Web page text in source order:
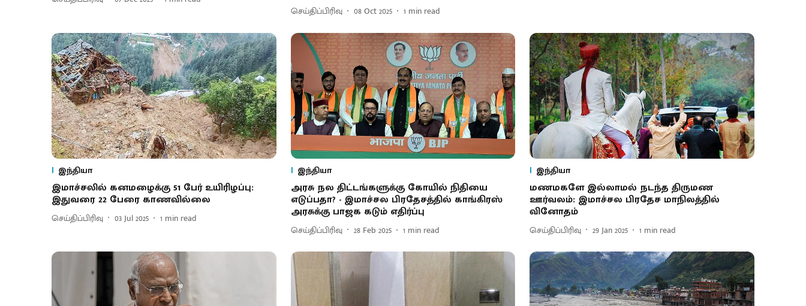
செய்திப்பிரிவு 08 Oct 2025 1 min read
இந்தியா
இமாச்சலில் கனமழைக்கு 51 பேர் உயிரிழப்பு:
இதுவரை 22 பேரை காணவில்லை
செய்திப்பிரிவு 03 Jul 2025 1 min read
இந்தியா
அரசு நல திட்டங்களுக்கு கோயில் நிதியை
எடுப்பதா? - இமாச்சல பிரதேசத்தில் காங்கிரஸ்
அரசுக்கு பாஜக கடும் எதிர்ப்பு
செய்திப்பிரிவு 28 Feb 2025 1 min read
இந்தியா
மணமகளே இல்லாமல் நடந்த திருமண
ஊர்வலம்: இமாச்சல பிரதேச மாநிலத்தில்
வினோதம்
செய்திப்பிரிவு 29 Jan 2025 1 min read